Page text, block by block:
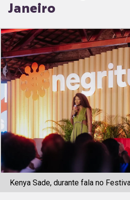
Janeiro
Kenya Sade, durante fala no